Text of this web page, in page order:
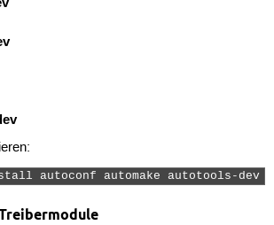
autoconf automake autotools-